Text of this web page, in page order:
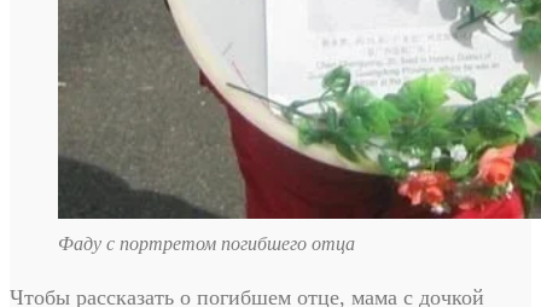
Фаду с портретом погибшего отца
Чтобы рассказать о погибшем отце, мама с дочкой